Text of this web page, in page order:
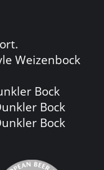
Weizenbock
Bock
Bock
Bock